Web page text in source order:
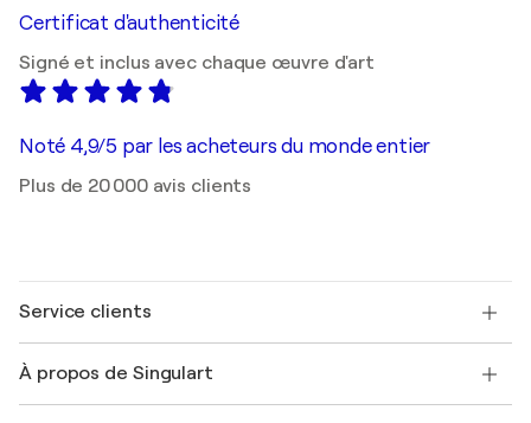
Certificat d'authenticité
Signé et inclus avec chaque œuvre d'art
Noté 4,9/5 par les acheteurs du monde entier
Plus de 20 000 avis clients
Service clients
Expédition
À propos de Singulart